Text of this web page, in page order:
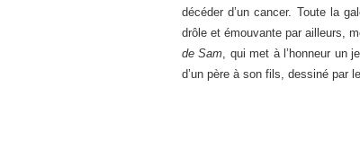
décéder d’un cancer. Toute la
drôle et émouvante par ailleurs,
de Sam, qui met à l’honneur un
d’un père à son fils, dessiné par